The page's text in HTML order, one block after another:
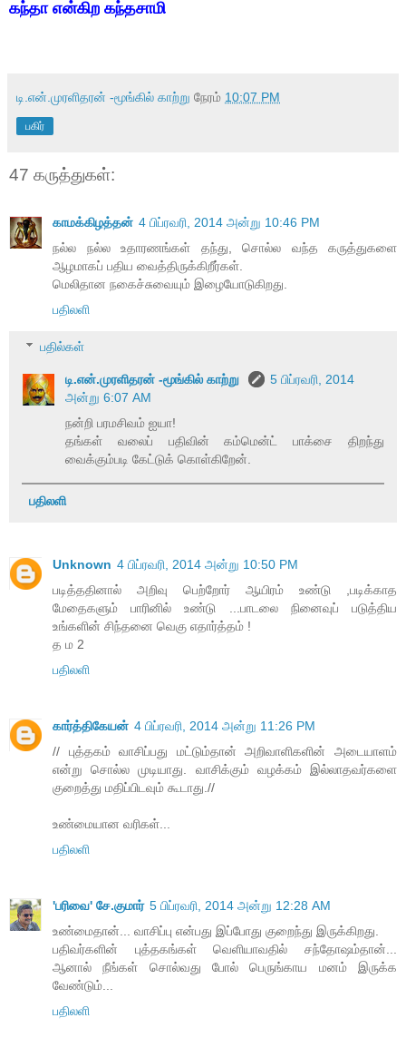
கந்தா என்கிற கந்தசாமி
டி.என்.முரளிதரன் -மூங்கில் காற்று நேரம் 10:07 PM
பகிர்
47 கருத்துகள்:
காமக்கிழத்தன் 4 பிப்ரவரி, 2014 அன்று 10:46 PM
நல்ல நல்ல உதாரணங்கள் தந்து, சொல்ல வந்த கருத்துகளை
ஆழமாகப் பதிய வைத்திருக்கிறீர்கள்.
மெலிதான நகைச்சுவையும் இழையோடுகிறது.
பதிலளி
பதில்கள்
டி.என்.முரளிதரன் -மூங்கில் காற்று
5 பிப்ரவரி, 2014
அன்று 6:07 AM
நன்றி பரமசிவம் ஐயா!
தங்கள் வலைப் பதிவின் கம்மென்ட் பாக்சை திறந்து
வைக்கும்படி கேட்டுக் கொள்கிறேன்.
பதிலளி
Unknown 4 பிப்ரவரி, 2014 அன்று 10:50 PM
படித்ததினால் அறிவு பெற்றோர் ஆயிரம் உண்டு ,படிக்காத
மேதைகளும் பாரினில் உண்டு ...பாடலை நினைவுப் படுத்திய
உங்களின் சிந்தனை வெகு எதார்த்தம் !
த ம 2
பதிலளி
கார்த்திகேயன் 4 பிப்ரவரி, 2014 அன்று 11:26 PM
// புத்தகம் வாசிப்பது மட்டும்தான் அறிவாளிகளின் அடையாளம்
என்று சொல்ல முடியாது. வாசிக்கும் வழக்கம் இல்லாதவர்களை
குறைத்து மதிப்பிடவும் கூடாது.//
உண்மையான வரிகள்...
பதிலளி
'பரிவை' சே.குமார் 5 பிப்ரவரி, 2014 அன்று 12:28 AM
உண்மைதான்... வாசிப்பு என்பது இப்போது குறைந்து இருக்கிறது.
பதிவர்களின் புத்தகங்கள் வெளியாவதில் சந்தோஷம்தான்...
ஆனால் நீங்கள் சொல்வது போல் பெருங்காய மனம் இருக்க
வேண்டும்...
பதிலளி